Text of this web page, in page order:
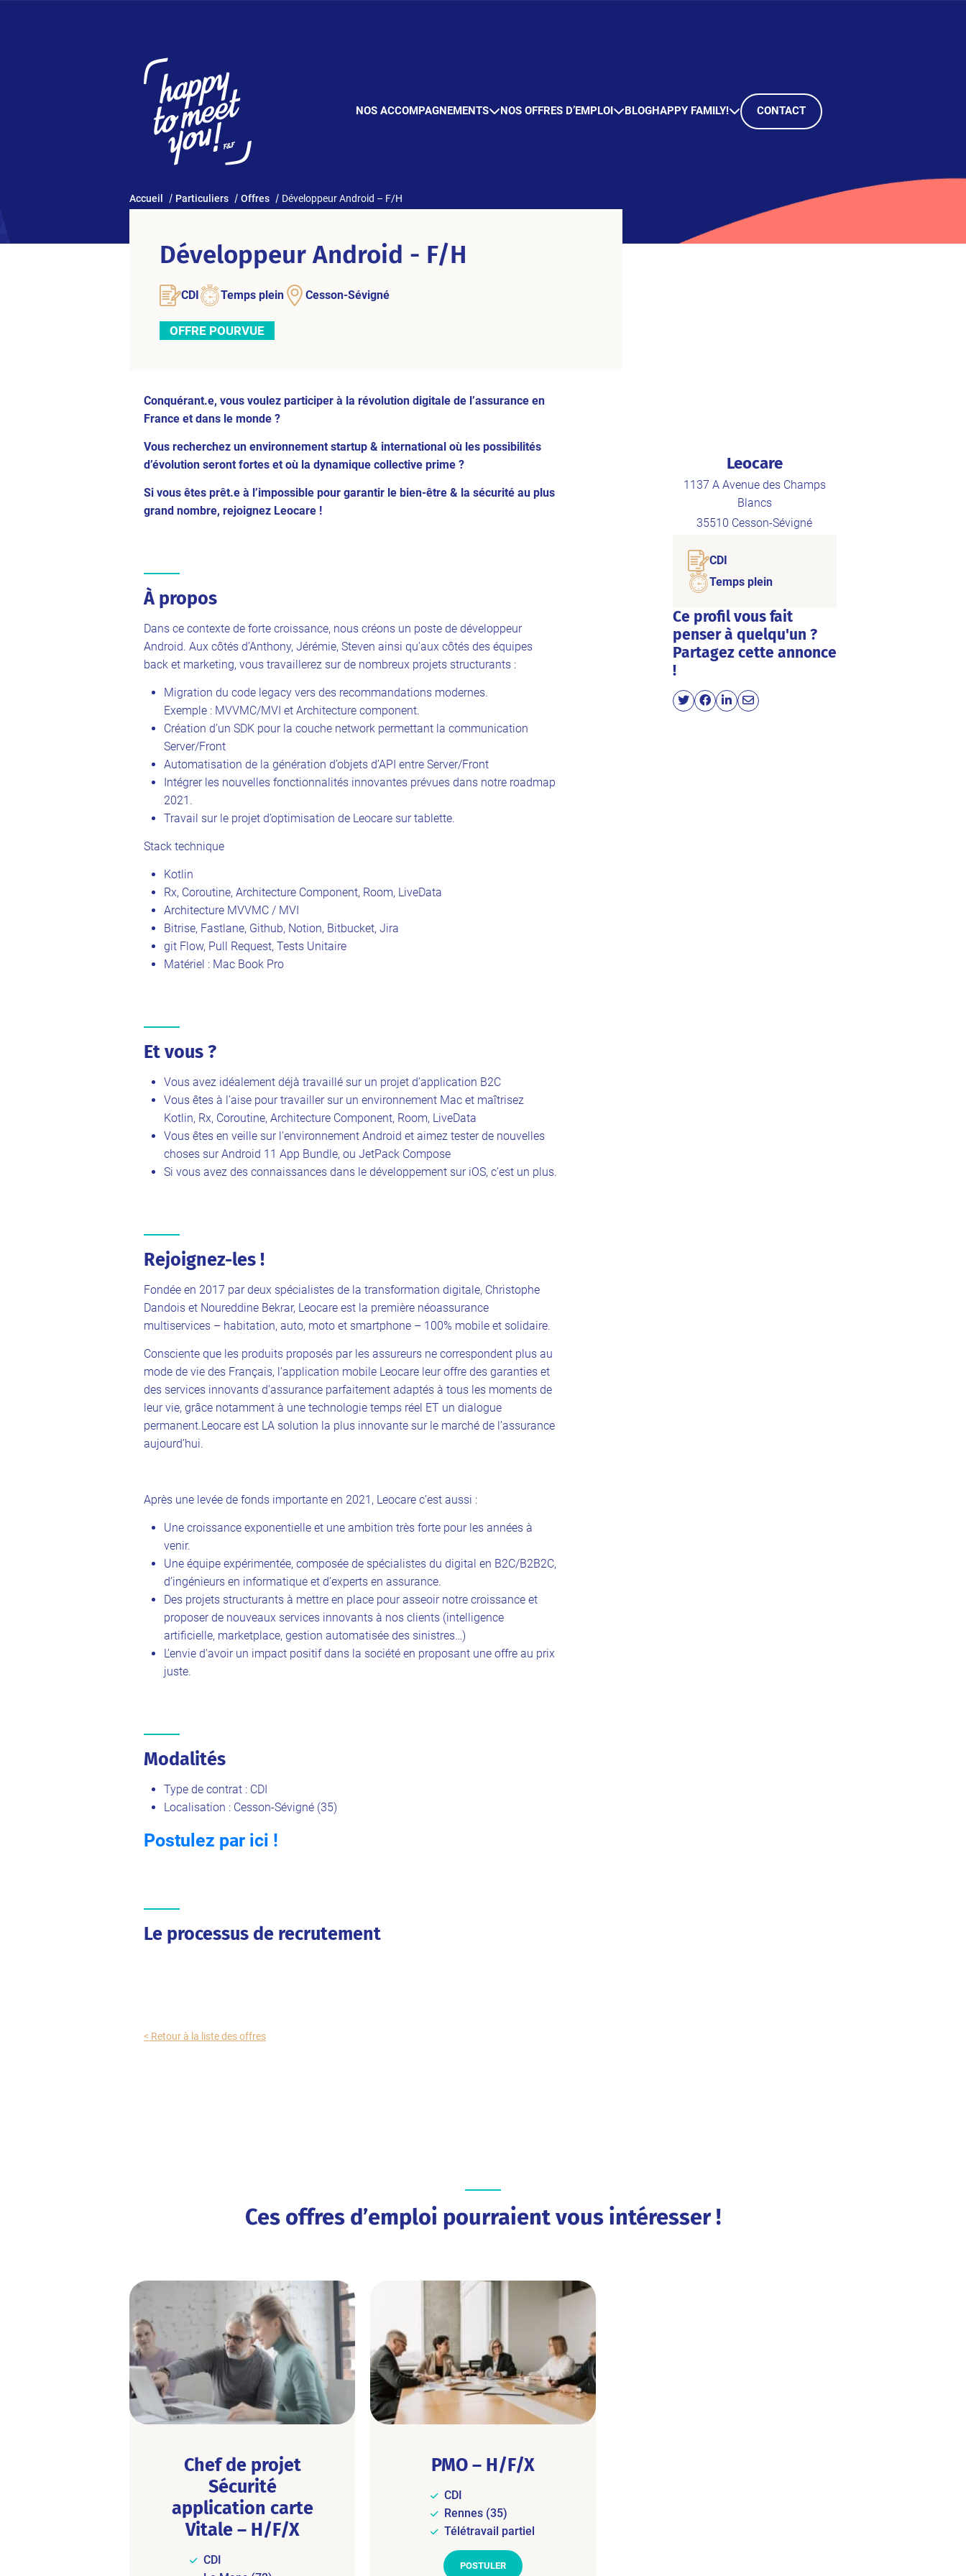
NOS ACCOMPAGNEMENTS NOS OFFRES D’EMPLOI BLOGHAPPY FAMILY! CONTACT
Accueil Particuliers Offres Développeur Android – F/H
Développeur Android - F/H
CDI Temps plein Cesson-Sévigné
OFFRE POURVUE
Conquérant.e, vous voulez participer à la révolution digitale de l’assurance en
France et dans le monde ?
Vous recherchez un environnement startup & international où les possibilités
d’évolution seront fortes et où la dynamique collective prime ?
Si vous êtes prêt.e à l’impossible pour garantir le bien-être & la sécurité au plus
grand nombre, rejoignez Leocare !
À propos
Dans ce contexte de forte croissance, nous créons un poste de développeur
Android. Aux côtés d’Anthony, Jérémie, Steven ainsi qu’aux côtés des équipes
back et marketing, vous travaillerez sur de nombreux projets structurants :
Migration du code legacy vers des recommandations modernes.
Exemple : MVVMC/MVI et Architecture component.
Création d’un SDK pour la couche network permettant la communication
Server/Front
Automatisation de la génération d’objets d’API entre Server/Front
Intégrer les nouvelles fonctionnalités innovantes prévues dans notre roadmap
2021.
Travail sur le projet d’optimisation de Leocare sur tablette.
Stack technique
Kotlin
Rx, Coroutine, Architecture Component, Room, LiveData
Architecture MVVMC / MVI
Bitrise, Fastlane, Github, Notion, Bitbucket, Jira
git Flow, Pull Request, Tests Unitaire
Matériel : Mac Book Pro
Et vous ?
Vous avez idéalement déjà travaillé sur un projet d’application B2C
Vous êtes à l’aise pour travailler sur un environnement Mac et maîtrisez
Kotlin, Rx, Coroutine, Architecture Component, Room, LiveData
Vous êtes en veille sur l’environnement Android et aimez tester de nouvelles
choses sur Android 11 App Bundle, ou JetPack Compose
Si vous avez des connaissances dans le développement sur iOS, c’est un plus.
Rejoignez-les !
Fondée en 2017 par deux spécialistes de la transformation digitale, Christophe
Dandois et Noureddine Bekrar, Leocare est la première néoassurance
multiservices – habitation, auto, moto et smartphone – 100% mobile et solidaire.
Consciente que les produits proposés par les assureurs ne correspondent plus au
mode de vie des Français, l’application mobile Leocare leur offre des garanties et
des services innovants d’assurance parfaitement adaptés à tous les moments de
leur vie, grâce notamment à une technologie temps réel ET un dialogue
permanent.Leocare est LA solution la plus innovante sur le marché de l’assurance
aujourd’hui.
Après une levée de fonds importante en 2021, Leocare c’est aussi :
Une croissance exponentielle et une ambition très forte pour les années à
venir.
Une équipe expérimentée, composée de spécialistes du digital en B2C/B2B2C,
d’ingénieurs en informatique et d’experts en assurance.
Des projets structurants à mettre en place pour asseoir notre croissance et
proposer de nouveaux services innovants à nos clients (intelligence
artificielle, marketplace, gestion automatisée des sinistres…)
L’envie d’avoir un impact positif dans la société en proposant une offre au prix
juste.
Modalités
Type de contrat : CDI
Localisation : Cesson-Sévigné (35)
Postulez par ici !
Le processus de recrutement
< Retour à la liste des offres
Leocare
1137 A Avenue des Champs
Blancs
35510 Cesson-Sévigné
CDI
Temps plein
Ce profil vous fait
penser à quelqu'un ?
Partagez cette annonce
!
Ces offres d’emploi pourraient vous intéresser !
Chef de projet
Sécurité
application carte
Vitale – H/F/X
CDI
PMO – H/F/X
CDI
Rennes (35)
Télétravail partiel
POSTULER